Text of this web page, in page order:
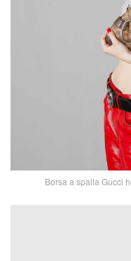
Borsa a spalla Gucci